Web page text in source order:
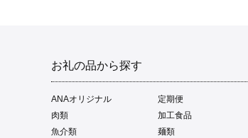
お礼の品から探す
ANAオリジナル 定期便
肉類
加工食品
魚介類
麺類